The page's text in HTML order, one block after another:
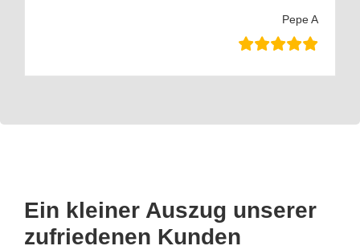
Pepe A
Ein kleiner Auszug unserer
zufriedenen Kunden